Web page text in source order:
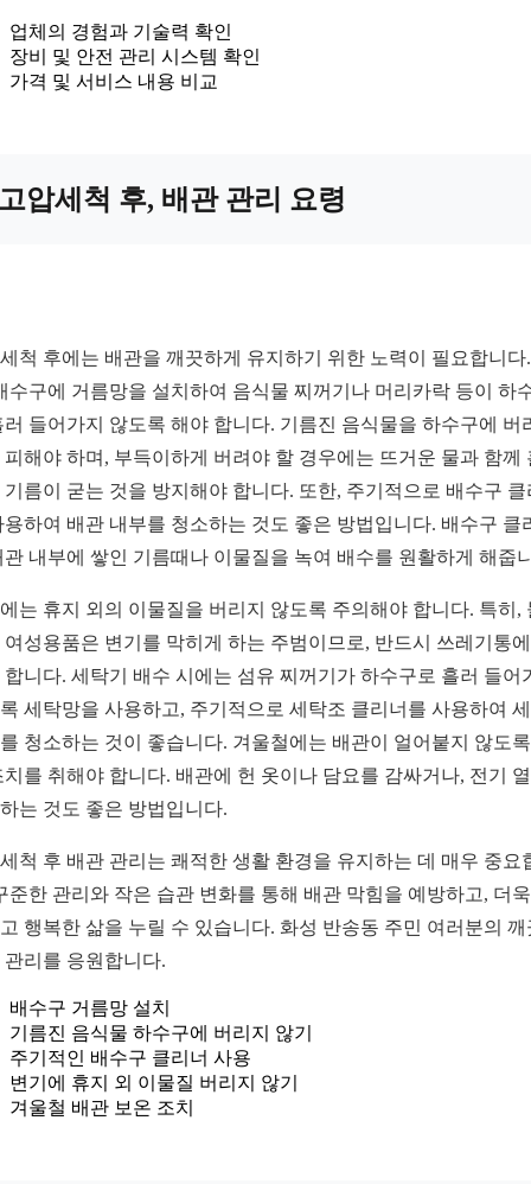
업체의 경험과 기술력 확인
장비 및 안전 관리 시스템 확인
가격 및 서비스 내용 비교
압세척 후, 배관 관리 요령
척 후에는 배관을 깨끗하게 유지하기 위한 노력이 필요합니다
수구에 거름망을 설치하여 음식물 찌꺼기나 머리카락 등이 하
러 들어가지 않도록 해야 합니다. 기름진 음식물을 하수구에 버
피해야 하며, 부득이하게 버려야 할 경우에는 뜨거운 물과 함께
기름이 굳는 것을 방지해야 합니다. 또한, 주기적으로 배수구 클
용하여 배관 내부를 청소하는 것도 좋은 방법입니다. 배수구 클
관 내부에 쌓인 기름때나 이물질을 녹여 배수를 원활하게 해줍
는 휴지 외의 이물질을 버리지 않도록 주의해야 합니다. 특히,
여성용품은 변기를 막히게 하는 주범이므로, 반드시 쓰레기통
합니다. 세탁기 배수 시에는 섬유 찌꺼기가 하수구로 흘러 들어
세탁망을 사용하고, 주기적으로 세탁조 클리너를 사용하여
청소하는 것이 좋습니다. 겨울철에는 배관이 얼어붙지 않도
치를 취해야 합니다. 배관에 헌 옷이나 담요를 감싸거나, 전기
는 것도 좋은 방법입니다.
척 후 배관 관리는 쾌적한 생활 환경을 유지하는 데 매우 중요
준한 관리와 작은 습관 변화를 통해 배관 막힘을 예방하고, 더
행복한 삶을 누릴 수 있습니다. 화성 반송동 주민 여러분의 깨
관리를 응원합니다.
배수구 거름망 설치
기름진 음식물 하수구에 버리지 않기
주기적인 배수구 클리너 사용
변기에 휴지 외 이물질 버리지 않기
겨울철 배관 보온 조치